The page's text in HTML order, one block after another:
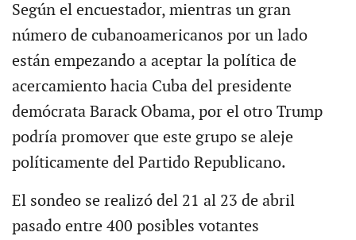
Según el encuestador, mientras un gran
número de cubanoamericanos por un lado
están empezando a aceptar la política de
acercamiento hacia Cuba del presidente
demócrata Barack Obama, por el otro Trump
podría promover que este grupo se aleje
políticamente del Partido Republicano.
El sondeo se realizó del 21 al 23 de abril
pasado entre 400 posibles votantes